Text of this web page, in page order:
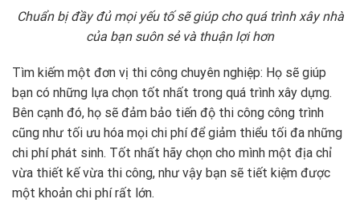
Chuẩn bị đầy đủ mọi yếu tố sẽ giúp cho quá trình xây nhà
của bạn suôn sẻ và thuận lợi hơn
Tìm kiếm một đơn vị thi công chuyên nghiệp: Họ sẽ giúp
bạn có những lựa chọn tốt nhất trong quá trình xây dựng.
Bên cạnh đó, họ sẽ đảm bảo tiến độ thi công công trình
cũng như tối ưu hóa mọi chi phí để giảm thiểu tối đa những
chi phí phát sinh. Tốt nhất hãy chọn cho mình một địa chỉ
vừa thiết kế vừa thi công, như vậy bạn sẽ tiết kiệm được
một khoản chi phí rất lớn.